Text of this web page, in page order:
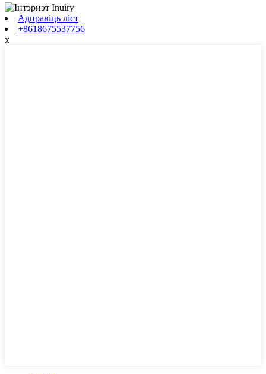
Адправіць ліст
+8618675537756
x